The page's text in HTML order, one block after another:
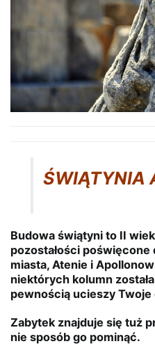
ŚWIĄTYNIA
Budowa świątyni to II
pozostałości
miasta, Atenie i
niektórych kolumn
pewnością ucieszy Twoje
Zabytek znajduje się tuż
nie sposób go pominąć.